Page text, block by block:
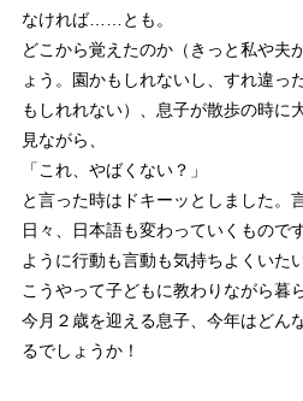
なければ……とも。
どこから覚えたのか（きっと私や夫
ょう。園かもしれないし、すれ違っ
もしれれない）、息子が散歩の時に
見ながら、
「これ、やばくない？」
と言った時はドキーッとしました。
日々、日本語も変わっていくもので
ように行動も言動も気持ちよくいた
こうやって子どもに教わりながら暮
今月２歳を迎える息子、今年はどん
るでしょうか！